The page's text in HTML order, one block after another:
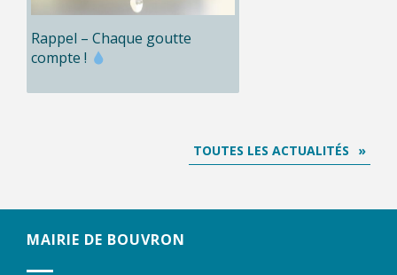
Rappel – Chaque goutte
compte !
TOUTES LES ACTUALITÉS
MAIRIE DE BOUVRON